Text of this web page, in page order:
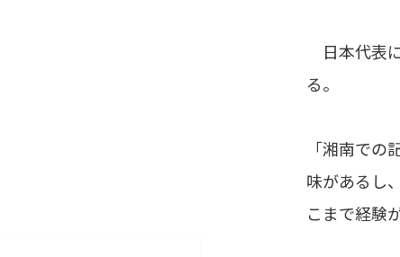
日本代表
る。
「湘南で
味があるし
こまで経験